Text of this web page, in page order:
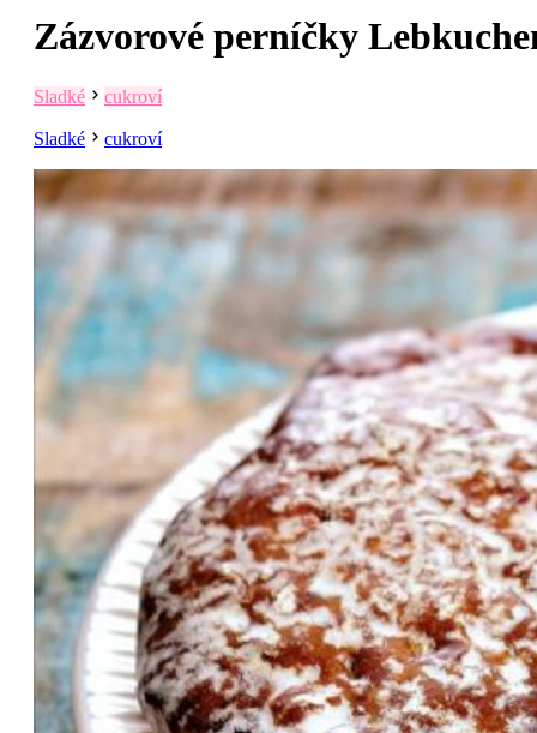
Zázvorové perníčky
Sladké cukroví
Sladké cukroví